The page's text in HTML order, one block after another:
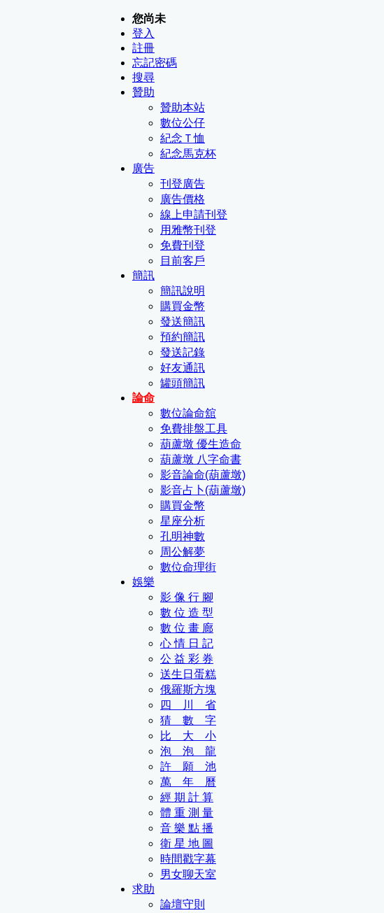
您尚未
登入
註冊
忘記密碼
搜尋
贊助
贊助本站
數位公仔
紀念Ｔ恤
紀念馬克杯
廣告
刊登廣告
廣告價格
線上申請刊登
用雅幣刊登
免費刊登
目前客戶
簡訊
簡訊說明
購買金幣
發送簡訊
預約簡訊
發送記錄
好友通訊
罐頭簡訊
論命
數位論命舘
免費排盤工具
葫蘆墩 優生造命
葫蘆墩 八字命書
影音論命(葫蘆墩)
影音占卜(葫蘆墩)
購買金幣
星座分析
孔明神數
周公解夢
數位命理街
娛樂
影 像 行 腳
數 位 造 型
數 位 畫 廊
心 情 日 記
公 益 彩 券
送生日蛋糕
俄羅斯方塊
四 川 省
猜 數 字
比 大 小
泡 泡 龍
許 願 池
萬 年 曆
經 期 計 算
體 重 測 量
音 樂 點 播
衛 星 地 圖
時間戳字幕
男女聊天室
求助
論壇守則